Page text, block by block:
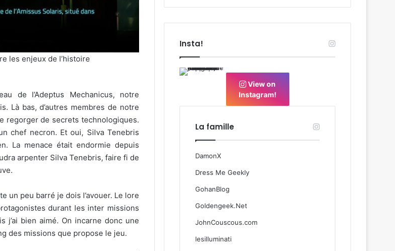
les enjeux de l’histoire
de l’Adeptus Mechanicus, notre
Là bas, d’autres membres de notre
regorger de secrets technologiques.
chef necron. Et oui, Silva Tenebris
La menace était endormie depuis
arpenter Silva Tenebris, faire fi de
un peu barré je dois l’avouer. Le lore
durant les inter missions
j’ai bien aimé. On incarne donc une
des missions que propose le jeu.
Insta!
View on
Instagram!
La famille
DamonX
Dress Me Geekly
GohanBlog
Goldengeek.Net
JohnCouscous.com
lesilluminati